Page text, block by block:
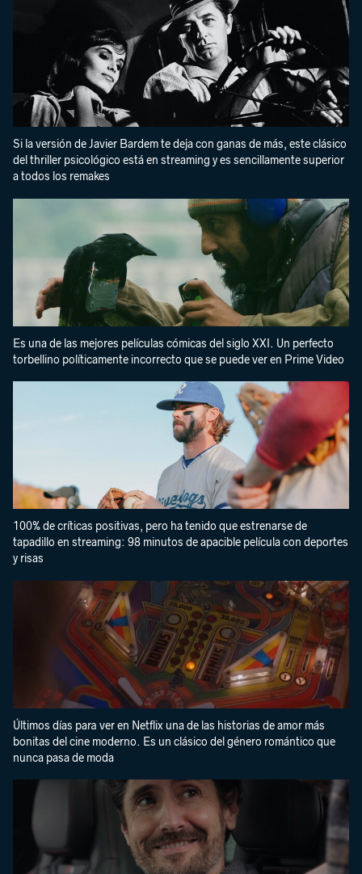
Si la versión de Javier Bardem te deja con ganas de más, este clásico
del thriller psicológico está en streaming y es sencillamente superior
a todos los remakes
Es una de las mejores películas cómicas del siglo XXI. Un perfecto
torbellino políticamente incorrecto que se puede ver en Prime Video
100% de críticas positivas, pero ha tenido que estrenarse de
tapadillo en streaming: 98 minutos de apacible película con deportes
y risas
Últimos días para ver en Netflix una de las historias de amor más
bonitas del cine moderno. Es un clásico del género romántico que
nunca pasa de moda